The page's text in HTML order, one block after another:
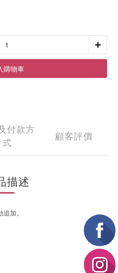
購物車
付款方
式
顧客評價
描述
加。